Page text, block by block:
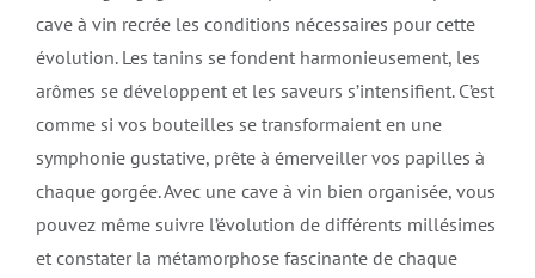
cave à vin recrée les conditions nécessaires pour cette
évolution. Les tanins se fondent harmonieusement, les
arômes se développent et les saveurs s’intensifient. C’est
comme si vos bouteilles se transformaient en une
symphonie gustative, prête à émerveiller vos papilles à
chaque gorgée. Avec une cave à vin bien organisée, vous
pouvez même suivre l’évolution de différents millésimes
et constater la métamorphose fascinante de chaque